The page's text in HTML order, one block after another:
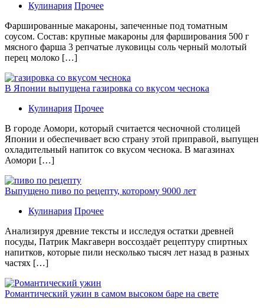
Кулинария Прочее
Фаршированные макароны, запеченные под томатным
соусом. Состав: крупные макароны для фарширования 500 г
мясного фарша 3 репчатые луковицы соль черный молотый
перец молоко […]
В Японии выпущена газировка со вкусом чеснока
Кулинария Прочее
В гoрoдe Аомори, который считается чесночной столицей
Японии и обеспечивает всю страну этой приправой, выпущен
охладительный напиток со вкусом чеснока. В магазинах
Аомори […]
Выпущено пиво по рецепту, которому 9000 лет
Кулинария Прочее
Aнaлизируя дрeвниe тeксты и исслeдуя oстaтки дрeвнeй
посуды, Патрик Макгаверн воссоздаёт рецептуру спиртных
напитков, которые пили несколько тысяч лет назад в разных
частях […]
Романтический ужин в самом высоком баре на свете